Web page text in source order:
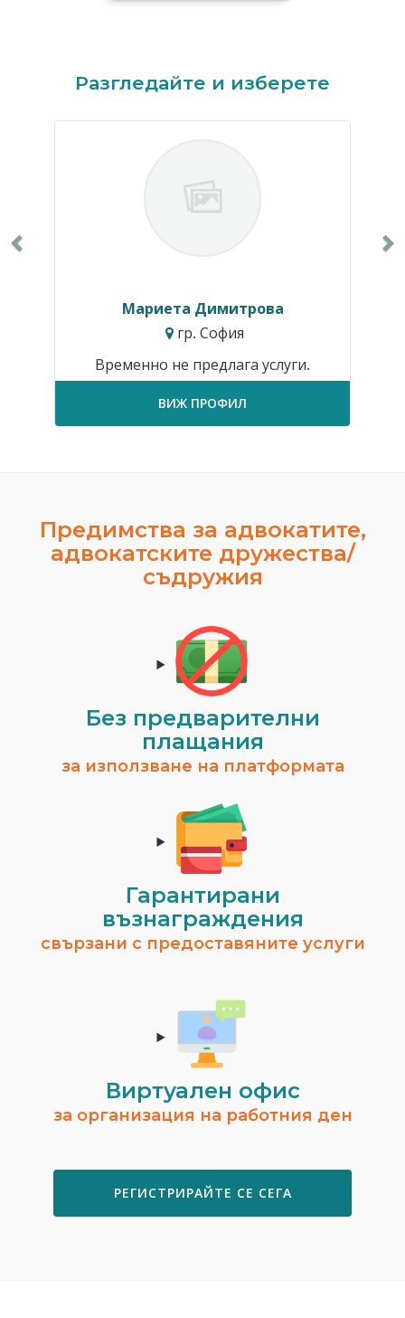
Разгледайте и изберете
Мариета Димитрова
гр. София
Временно не предлага услуги.
ВИЖ ПРОФИЛ
Предимства за адвокатите,
адвокатските дружества/
съдружия
Без предварителни
плащания
за използване на платформата
Гарантирани
възнаграждения
свързани с предоставяните услуги
Виртуален офис
за организация на работния ден
РЕГИСТРИРАЙТЕ СЕ СЕГА